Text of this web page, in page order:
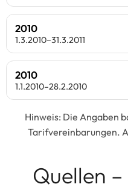
2010
1.3.2010–31.3.2011
2010
1.1.2010–28.2.2010
Hinweis: Die Angaben
Tarifvereinbarungen.
Quellen